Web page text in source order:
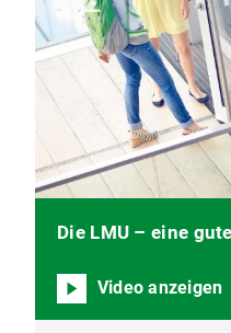
Die LMU – eine
Video anzeigen